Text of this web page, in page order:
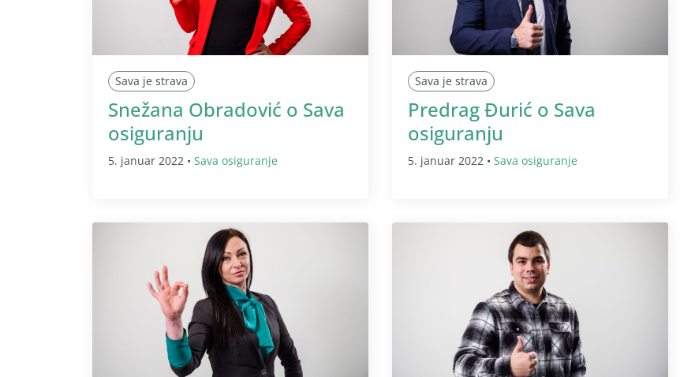
Sava je strava
Snežana Obradović o Sava
osiguranju
5. januar 2022 • Sava osiguranje
Sava je strava
Predrag Đurić o Sava
osiguranju
5. januar 2022 • Sava osiguranje